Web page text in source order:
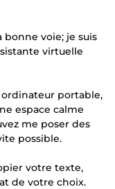
bonne voie; je suis
virtuelle
portable,
espace calme
me poser des
possible.
votre texte,
de votre choix.